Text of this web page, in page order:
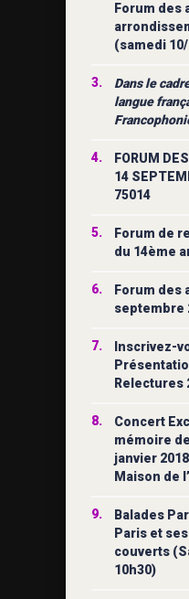
Forum des
(samedi
3.
Dans le
langue
4.
FORUM
14
75014
5.
Forum de
du 14ème
6.
Forum des
septembre
7.
Inscrivez-
Relectures
8.
Concert
mémoire
janvier
Maison de
9.
Balades
Paris et
couverts
10h30)